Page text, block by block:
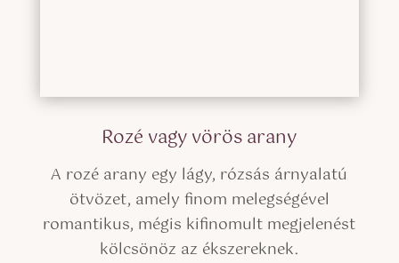
Rozé vagy vörös arany
A rozé arany egy lágy, rózsás árnyalatú
ötvözet, amely finom melegségével
romantikus, mégis kifinomult megjelenést
kölcsönöz az ékszereknek.